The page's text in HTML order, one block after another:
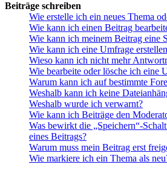
Beiträge schreiben
Wie erstelle ich ein neues Thema
Wie kann ich einen Beitrag
Wie kann ich meinem Beitrag eine
Wie kann ich eine Umfrage
Wieso kann ich nicht mehr
Wie bearbeite oder lösche ich eine
Warum kann ich auf bestimmte
Weshalb kann ich keine
Weshalb wurde ich verwarnt?
Wie kann ich Beiträge den
Was bewirkt die „Speichern“-
eines Beitrags?
Warum muss mein Beitrag erst
Wie markiere ich ein Thema als